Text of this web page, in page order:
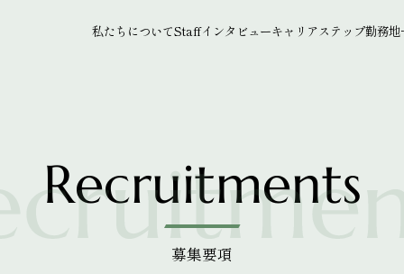
私たちについてStaffインタビューキャリアステップ勤務地
Recruitments
募集要項